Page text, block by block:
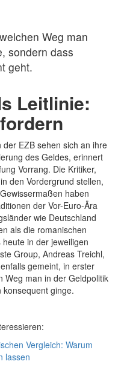
Weg man
sondern dass
geht.
Leitlinie:
EZB sehen sich an ihre
des Geldes, erinnert
Vorrang. Die Kritiker,
den Vordergrund stellen,
haben
der Vor-Euro-Ära
wie Deutschland
als die romanischen
in der jeweiligen
Group, Andreas Treichl,
gemeint, in erster
Weg man in der Geldpolitik
ginge.
Vergleich: Warum
lassen